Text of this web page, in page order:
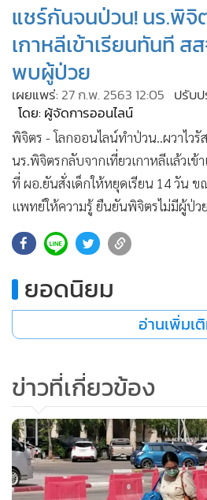
• การเมือง
• ท่องเที่ยว
• กีฬา
• ต่างประเทศ
Special Scoop
• เศรษฐกิจ-ธุรกิจ
•
ชุมชน-คุณภาพชีวิต
• Motoring
• วิทยาศาสตร์
• หุ้น
• กองทุนรวม
• Celeb Online
• Factcheck
• ญี่ปุ่น
• News1
แชร์กันจนป่วน! นร.พิจิ
เกาหลีเข้าเรียนทันที ส
พบผู้ป่วย
เผยแพร่: 27 ก.พ. 2563 12:05 ปรับป
โดย: ผู้จัดการออนไลน์
พิจิตร - โลกออนไลน์ทำป่วน..ผวาไวรั
นร.พิจิตรกลับจากเที่ยวเกาหลีแล้วเ
ที่ ผอ.ยันสั่งเด็กให้หยุดเรียน 14 วัน
แพทย์ให้ความรู้ ยืนยันพิจิตรไม่มีผู้ป่วย
ยอดนิยม
อ่านเพิ่มเ
ข่าวที่เกี่ยวข้อง